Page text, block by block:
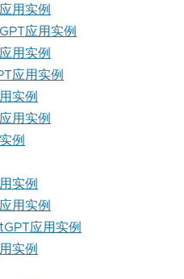
用实例
应用实例
用实例
应用实例
实例
用实例
例
实例
用实例
应用实例
实例